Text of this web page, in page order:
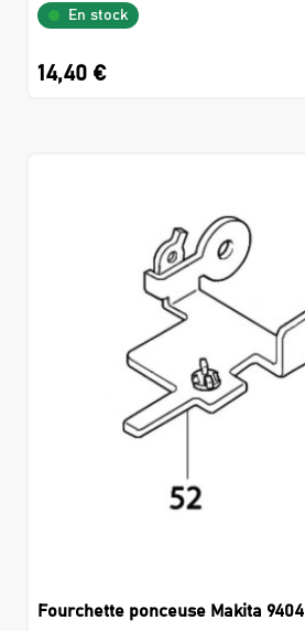
En stock
14,40 €
Fourchette ponceuse Makita 9404